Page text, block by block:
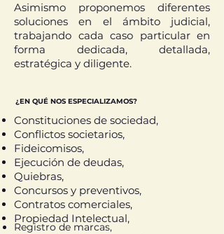
¿EN QUÉ NOS ESPECIALIZAMOS?
Asimismo proponemos diferentes
soluciones en el ámbito judicial,
trabajando cada caso particular en
forma dedicada, detallada,
estratégica y diligente.
Constituciones de sociedad,
Conflictos societarios,
Fideicomisos,
Ejecución de deudas,
Quiebras,
Concursos y preventivos,
Contratos comerciales,
Propiedad Intelectual,
Registro de marcas,